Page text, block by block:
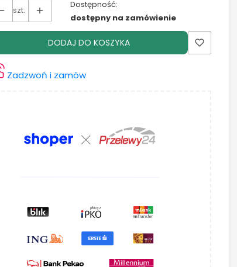
szt.
Dostępność:
dostępny na zamówienie
DODAJ DO KOSZYKA
Zadzwoń i zamów